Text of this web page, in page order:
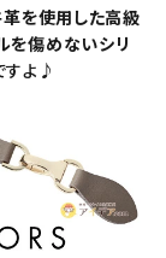
を使用した高級
を傷めないシリ
すよ♪